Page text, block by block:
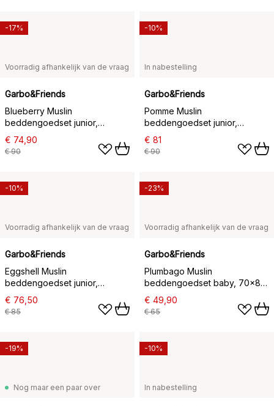
Voorradig afhankelijk van de vraag
Garbo&Friends
Blueberry Muslin
beddengoedset junior,
100x130 cm/35x55 cm
€ 74,90
€ 90
-17%
In nabestelling
Garbo&Friends
Pomme Muslin
beddengoedset junior,
100x130 cm/35x55 cm
€ 81
€ 90
-10%
Voorradig afhankelijk van de vraag
Garbo&Friends
Eggshell Muslin
beddengoedset junior,
100x130 cm/35x55 cm
€ 76,50
€ 85
-10%
Voorradig afhankelijk van de vraag
Garbo&Friends
Plumbago Muslin
beddengoedset baby, 70x80
cm/28x35 cm
€ 49,90
€ 65
-23%
Nog maar een paar over
-19%
In nabestelling
-10%